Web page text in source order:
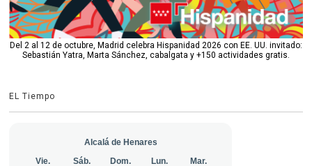
Del 2 al 12 de octubre, Madrid celebra Hispanidad 2026 con EE. UU. invitado:
Sebastián Yatra, Marta Sánchez, cabalgata y +150 actividades gratis.
EL Tiempo